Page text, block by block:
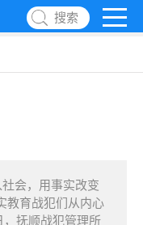
搜索
会，用事实改变
教育战犯们从内心
，抚顺战犯管理所